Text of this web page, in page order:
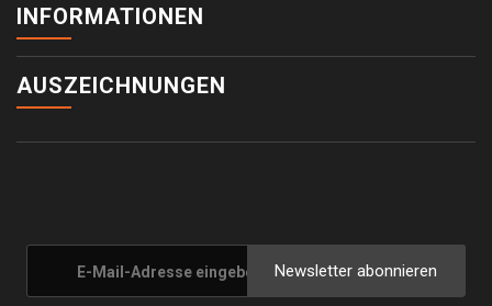
INFORMATIONEN
AUSZEICHNUNGEN
Newsletter abonnieren